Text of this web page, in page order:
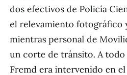
dos efectivos de Policía
el relevamiento fotográfico
mientras personal de
un corte de tránsito. A todo
Fremd era intervenido en